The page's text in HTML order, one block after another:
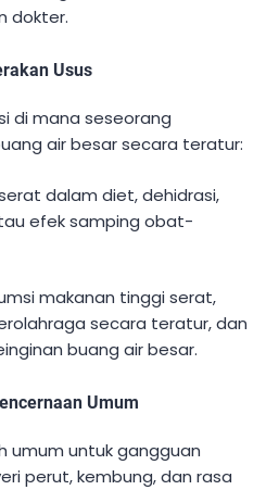
dokter.
Usus
di mana seseorang
air besar secara teratur:
dalam diet, dehidrasi,
efek samping obat-
makanan tinggi serat,
secara teratur, dan
buang air besar.
Umum
umum untuk gangguan
perut, kembung, dan rasa